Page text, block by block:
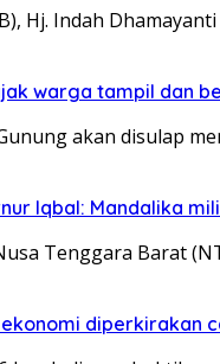
Hj. Indah
warga tampil dan
akan disulap
Iqbal: Mandalika
Tenggara Barat
ekonomi diperkirakan